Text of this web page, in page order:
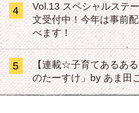
4
Vol.13 スペシャルステ
文受付中！今年は事前
べます！
5
【連載☆子育てあるあ
のたーすけ」by あま田